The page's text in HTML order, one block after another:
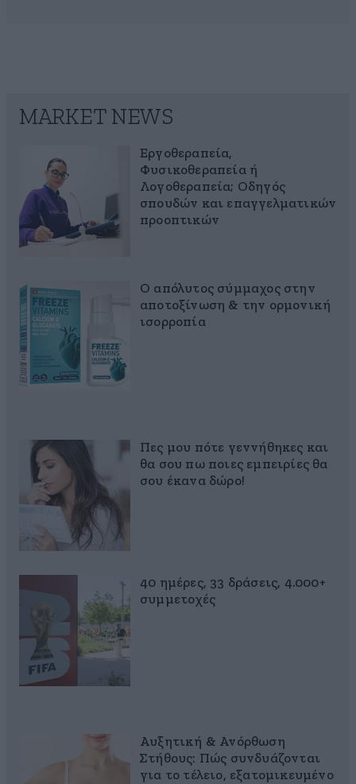
MARKET NEWS
Εργοθεραπεία,
Φυσικοθεραπεία ή
Λογοθεραπεία; Οδηγός
σπουδών και επαγγελματικών
προοπτικών
Ο απόλυτος σύμμαχος στην
αποτοξίνωση & την ορμονική
ισορροπία
Πες μου πότε γεννήθηκες και
θα σου πω ποιες εμπειρίες θα
σου έκανα δώρο!
40 ημέρες, 33 δράσεις, 4.000+
συμμετοχές
Αυξητική & Ανόρθωση
Στήθους: Πώς συνδυάζονται
για το τέλειο, εξατομικευμένο